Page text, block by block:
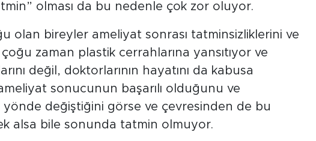
olması da bu nedenle çok zor oluyor.
olan bireyler ameliyat sonrası tatminsizliklerini ve
çoğu zaman plastik cerrahlarına yansıtıyor ve
değil, doktorlarının hayatını da kabusa
sonucunun başarılı olduğunu ve
değiştiğini görse ve çevresinden de bu
alsa bile sonunda tatmin olmuyor.